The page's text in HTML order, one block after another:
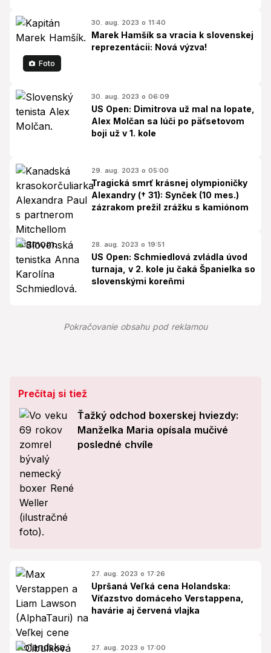
Foto
30. aug. 2023 o 11:40
Marek Hamšík sa vracia k slovenskej
reprezentácii: Nová výzva!
30. aug. 2023 o 06:09
US Open: Dimitrova už mal na lopate,
Alex Molčan sa lúči po päťsetovom
boji už v 1. kole
29. aug. 2023 o 05:00
Tragická smrť krásnej olympioničky
Alexandry († 31): Synček (10 mes.)
zázrakom prežil zrážku s kamiónom
28. aug. 2023 o 19:51
US Open: Schmiedlová zvládla úvod
turnaja, v 2. kole ju čaká Španielka so
slovenskými koreňmi
Pokračovanie obsahu pod reklamou
Prečítaj si tiež
Ťažký odchod boxerskej hviezdy:
Manželka Maria opísala mučivé
posledné chvíle
27. aug. 2023 o 17:26
Upršaná Veľká cena Holandska:
Víťazstvo domáceho Verstappena,
havárie aj červená vlajka
27. aug. 2023 o 17:00